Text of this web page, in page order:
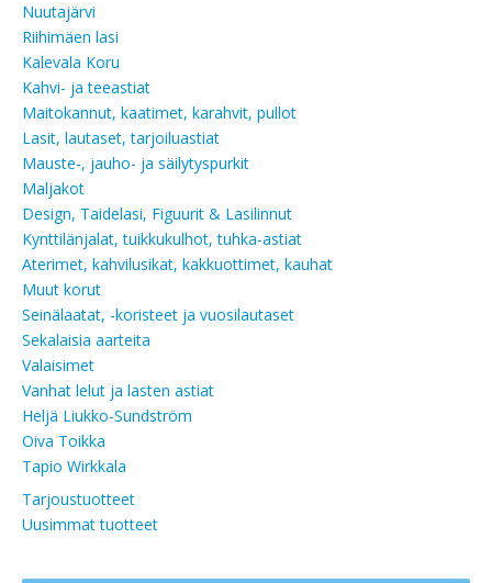
Nuutajärvi
Riihimäen lasi
Kalevala Koru
Kahvi- ja teeastiat
Maitokannut, kaatimet, karahvit, pullot
Lasit, lautaset, tarjoiluastiat
Mauste-, jauho- ja säilytyspurkit
Maljakot
Design, Taidelasi, Figuurit & Lasilinnut
Kynttilänjalat, tuikkukulhot, tuhka-astiat
Aterimet, kahvilusikat, kakkuottimet, kauhat
Muut korut
Seinälaatat, -koristeet ja vuosilautaset
Sekalaisia aarteita
Valaisimet
Vanhat lelut ja lasten astiat
Heljä Liukko-Sundström
Oiva Toikka
Tapio Wirkkala
Tarjoustuotteet
Uusimmat tuotteet